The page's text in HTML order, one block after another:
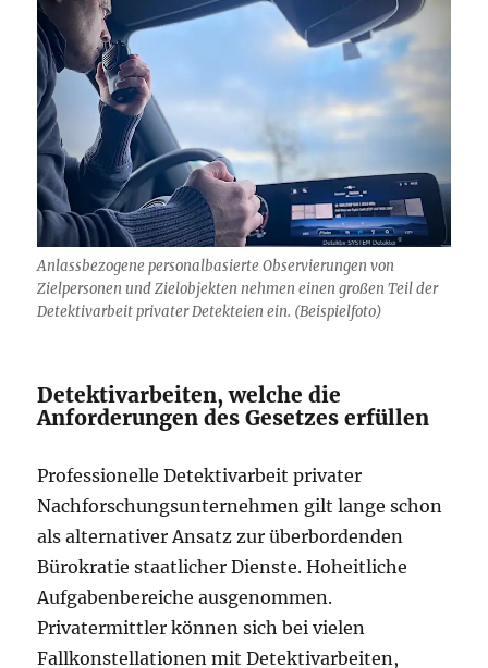
Anlassbezogene personalbasierte Observierungen von
Zielpersonen und Zielobjekten nehmen einen großen Teil der
Detektivarbeit privater Detekteien ein. (Beispielfoto)
Detektivarbeiten, welche die
Anforderungen des Gesetzes erfüllen
Professionelle Detektivarbeit privater
Nachforschungsunternehmen gilt lange schon
als alternativer Ansatz zur überbordenden
Bürokratie staatlicher Dienste. Hoheitliche
Aufgabenbereiche ausgenommen.
Privatermittler können sich bei vielen
Fallkonstellationen mit Detektivarbeiten,